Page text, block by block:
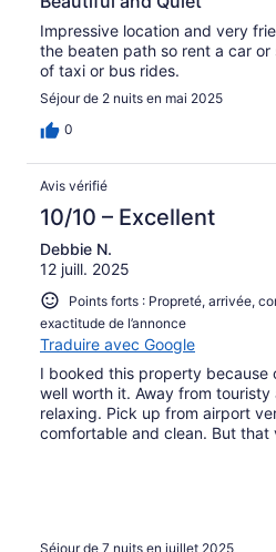
Impressive location and very
the beaten path so rent a car
of taxi or bus rides.
Séjour de 2 nuits en mai 2025
0
Avis vérifié
10/10 – Excellent
Debbie N.
12 juill. 2025
Points forts : Propreté, arrivée,
exactitude de l’annonce
Traduire avec Google
I booked this property because
well worth it. Away from
relaxing. Pick up from airport
comfortable and clean. But that
Séjour de 7 nuits en juillet 2025